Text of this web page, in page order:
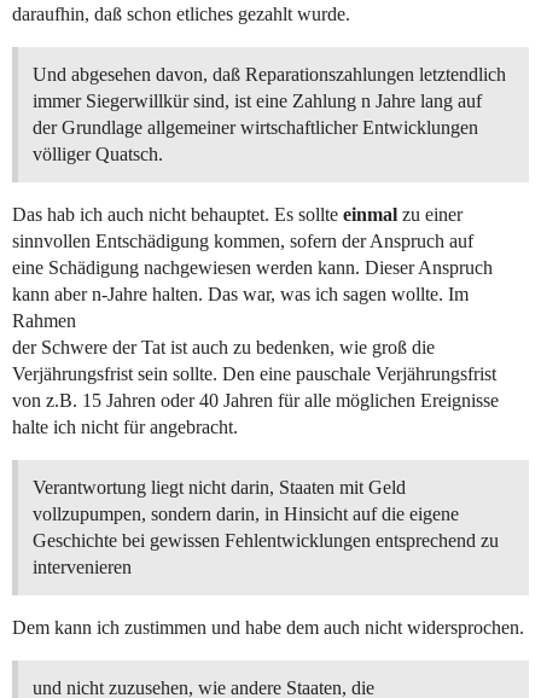
daraufhin, daß schon etliches gezahlt wurde.
Und abgesehen davon, daß Reparationszahlungen letztendlich
immer Siegerwillkür sind, ist eine Zahlung n Jahre lang auf
der Grundlage allgemeiner wirtschaftlicher Entwicklungen
völliger Quatsch.
Das hab ich auch nicht behauptet. Es sollte einmal zu einer
sinnvollen Entschädigung kommen, sofern der Anspruch auf
eine Schädigung nachgewiesen werden kann. Dieser Anspruch
kann aber n-Jahre halten. Das war, was ich sagen wollte. Im
Rahmen
der Schwere der Tat ist auch zu bedenken, wie groß die
Verjährungsfrist sein sollte. Den eine pauschale Verjährungsfrist
von z.B. 15 Jahren oder 40 Jahren für alle möglichen Ereignisse
halte ich nicht für angebracht.
Verantwortung liegt nicht darin, Staaten mit Geld
vollzupumpen, sondern darin, in Hinsicht auf die eigene
Geschichte bei gewissen Fehlentwicklungen entsprechend zu
intervenieren
Dem kann ich zustimmen und habe dem auch nicht widersprochen.
und nicht zuzusehen, wie andere Staaten, die